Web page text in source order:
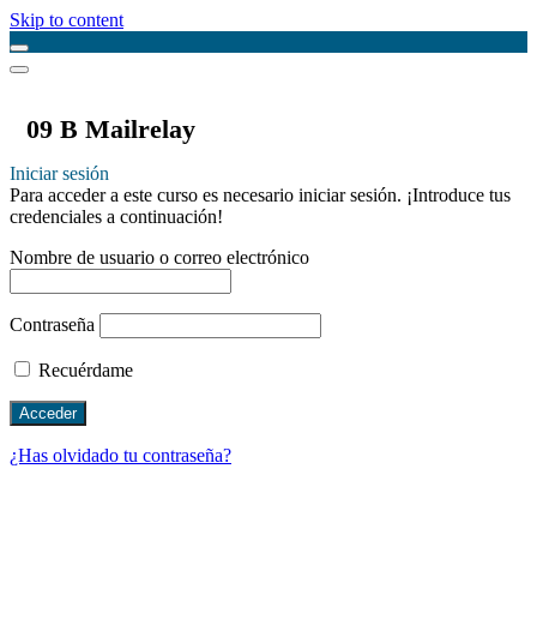
Skip to content
09 B Mailrelay
Iniciar sesión
Para acceder a este curso es necesario iniciar sesión. ¡Introduce tus
credenciales a continuación!
Nombre de usuario o correo electrónico
Contraseña
Recuérdame
¿Has olvidado tu contraseña?